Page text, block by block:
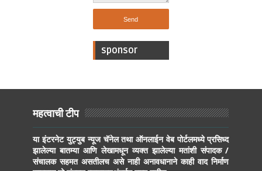
sponsor
महत्वाची टीप
या इंटरनेट युट्युब न्यूज चॅनेल तथा ऑनलाईन वेब पोर्टलमध्ये प्रसिध्द
झालेल्या बातम्या आणि लेखामधून व्यक्त झालेल्या मतांशी संपादक /
संचालक सहमत असतीलच असे नाही अनावधानाने काही वाद निर्माण